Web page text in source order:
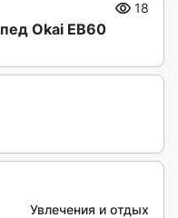
Okai EB60
18
Увлечения и отдых